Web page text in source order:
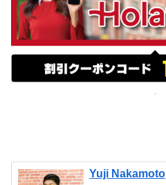
Yuji Nakamoto